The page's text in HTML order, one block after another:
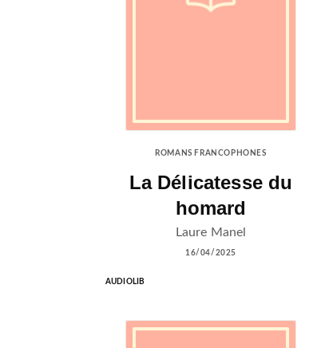
ROMANS FRANCOPHONES
La Délicatesse du
homard
Laure Manel
16/04/2025
AUDIOLIB